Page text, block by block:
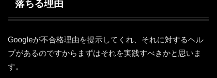
落ちる理由
Googleが不合格理由を提示してくれ、それに対するヘル
プがあるのですからまずはそれを実践すべきかと思いま
す。